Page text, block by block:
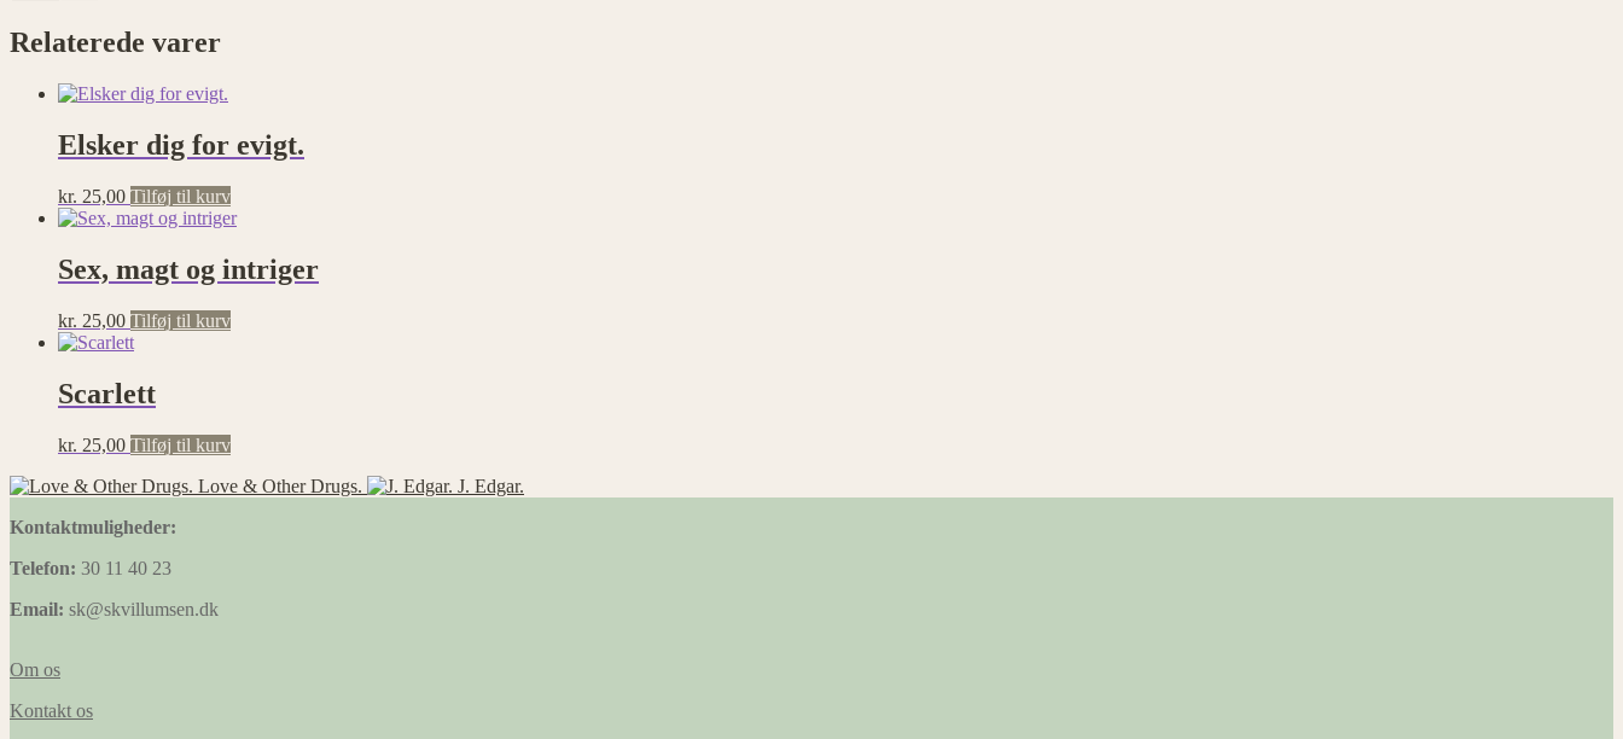
Relaterede varer
Elsker dig for evigt.
kr. 25,00 Tilføj til kurv
Sex, magt og intriger
kr. 25,00 Tilføj til kurv
Scarlett
kr. 25,00 Tilføj til kurv
Love & Other Drugs.
J. Edgar.
Kontaktmuligheder:
Telefon: 30 11 40 23
Email: sk@skvillumsen.dk
Om os
Kontakt os